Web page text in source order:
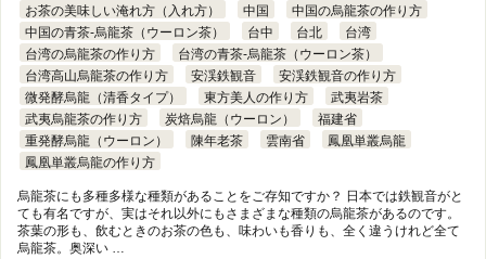
お茶の美味しい淹れ方（入れ方）
中国
中国の烏龍茶の作り方
中国の青茶-烏龍茶（ウーロン茶）
台中 台北
台湾
台湾の烏龍茶の作り方
台湾の青茶-烏龍茶（ウーロン茶）
台湾高山烏龍茶の作り方
安渓鉄観音
安渓鉄観音の作り方
微発酵烏龍（清香タイプ）
東方美人の作り方
武夷岩茶
武夷烏龍茶の作り方
炭焙烏龍（ウーロン）
福建省
重発酵烏龍（ウーロン）
陳年老茶 雲南省
鳳凰単叢烏龍
鳳凰単叢烏龍の作り方
烏龍茶にも多種多様な種類があることをご存知ですか？ 日本では鉄観音がと
ても有名ですが、実はそれ以外にもさまざまな種類の烏龍茶があるのです。
茶葉の形も、飲むときのお茶の色も、味わいも香りも、全く違うけれど全て
烏龍茶。奥深い …